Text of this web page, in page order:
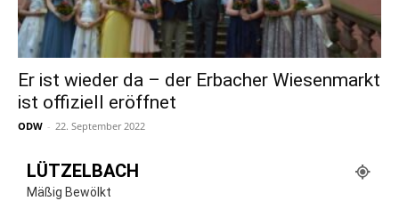
Er ist wieder da – der Erbacher Wiesenmarkt
ist offiziell eröffnet
ODW - 22. September 2022
LÜTZELBACH
Mäßig Bewölkt